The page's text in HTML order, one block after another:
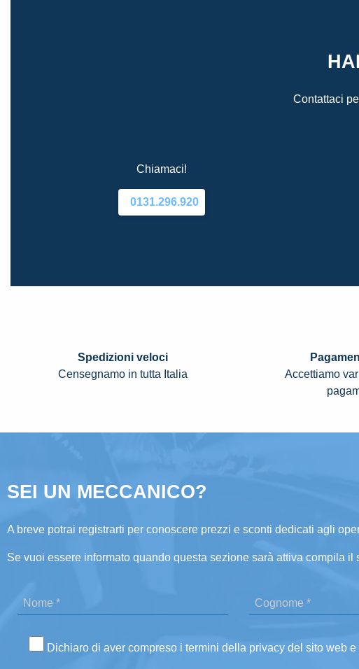
Contattaci
Chiamaci!
0131.296.920
Spedizioni veloci
Censegnamo in tutta Italia
Accettiamo
SEI UN MECCANICO?
A breve potrai registrarti per conoscere prezzi e sconti dedicati agli
Se vuoi essere informato quando questa sezione sarà attiva compila il
Dichiaro di aver compreso i termini della privacy del sito web